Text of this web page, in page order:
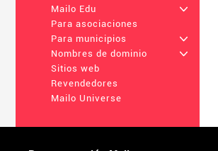
Mailo Edu
+
Para asociaciones
Para municipios
+
Nombres de dominio
+
Sitios web
Revendedores
Mailo Universe